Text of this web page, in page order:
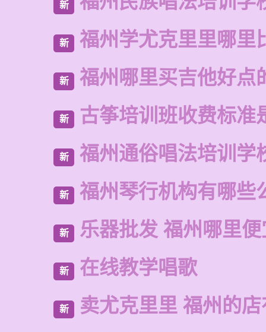
新
新 福州学尤克里里哪里
新 福州哪里买吉他好点
新 古筝培训班收费标准
新 福州通俗唱法培训学
新 福州琴行机构有哪些
新 乐器批发 福州哪里
新 在线教学唱歌
新 卖尤克里里 福州的